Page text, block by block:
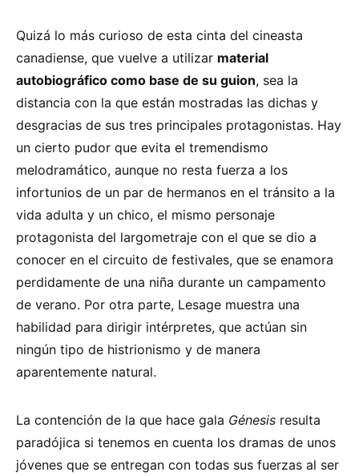
Quizá lo más curioso de esta cinta del cineasta
canadiense, que vuelve a utilizar material
autobiográfico como base de su guion, sea la
distancia con la que están mostradas las dichas y
desgracias de sus tres principales protagonistas. Hay
un cierto pudor que evita el tremendismo
melodramático, aunque no resta fuerza a los
infortunios de un par de hermanos en el tránsito a la
vida adulta y un chico, el mismo personaje
protagonista del largometraje con el que se dio a
conocer en el circuito de festivales, que se enamora
perdidamente de una niña durante un campamento
de verano. Por otra parte, Lesage muestra una
habilidad para dirigir intérpretes, que actúan sin
ningún tipo de histrionismo y de manera
aparentemente natural.
La contención de la que hace gala Génesis resulta
paradójica si tenemos en cuenta los dramas de unos
jóvenes que se entregan con todas sus fuerzas al ser